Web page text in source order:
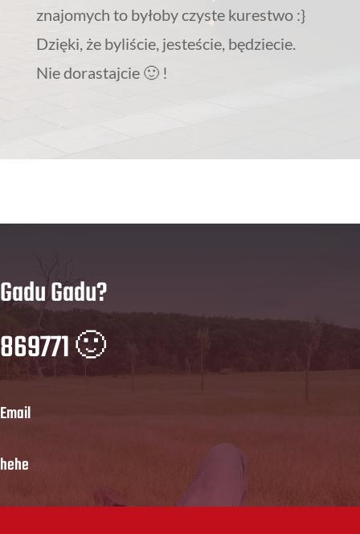
znajomych to byłoby czyste kurestwo :}
Dzięki, że byliście, jesteście, będziecie.
Nie dorastajcie 🙂 !
Gadu Gadu?
869771 🙂
Email
hehe